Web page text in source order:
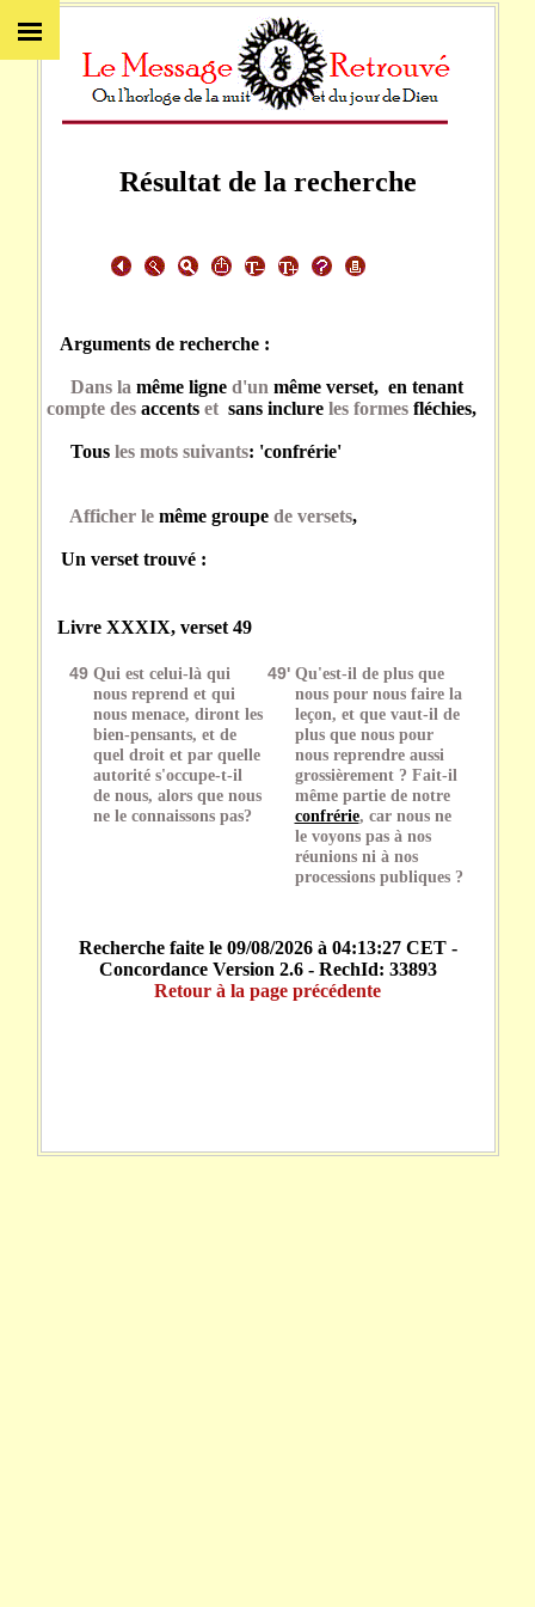
Résultat de la recherche
Arguments de recherche :
Dans la même ligne d'un même verset, en tenant
compte des accents et sans inclureles formes fléchies,
Tous les mots suivants: 'confrérie'
Afficher le même groupede versets,
Un verset trouvé :
Livre XXXIX, verset 49
49 Qui est celui-là qui
nous reprend et qui
nous menace, diront les
bien-pensants, et de
quel droit et par quelle
autorité s'occupe-t-il
de nous, alors que nous
ne le connaissons pas?
49' Qu'est-il de plus que
nous pour nous faire la
leçon, et que vaut-il de
plus que nous pour
nous reprendre aussi
grossièrement ? Fait-il
même partie de notre
confrérie, car nous ne
le voyons pas à nos
réunions ni à nos
processions publiques ?
Recherche faite le 09/08/2026 à 04:13:27 CET -
Concordance Version 2.6 - RechId: 33893
Retour à la page précédente